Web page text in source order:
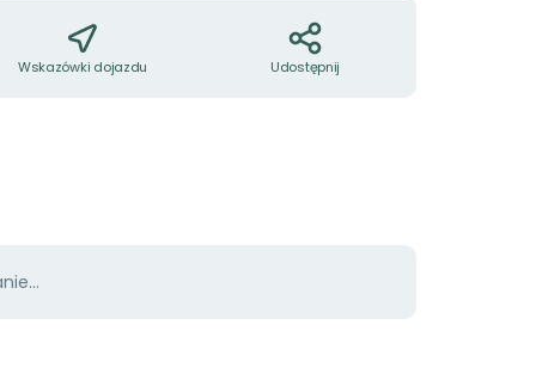
Wskazówki dojazdu Udostępnij